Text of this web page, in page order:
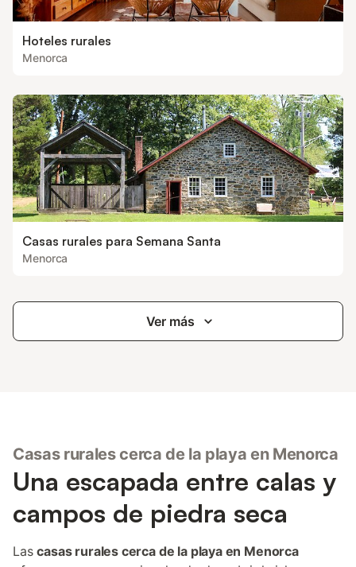
Hoteles rurales
Menorca
Casas rurales para Semana Santa
Menorca
Ver más
Casas rurales cerca de la playa en Menorca
Una escapada entre calas y
campos de piedra seca
Lascasas rurales cerca de la playa en Menorca